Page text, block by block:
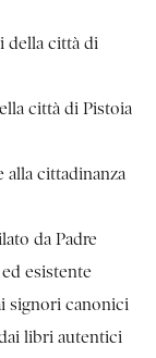
della città di
città di Pistoia
alla cittadinanza
da Padre
esistente
signori canonici
libri autentici